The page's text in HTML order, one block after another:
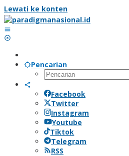
Lewati ke konten
Pencarian
Facebook
Twitter
Instagram
Youtube
Tiktok
Telegram
RSS